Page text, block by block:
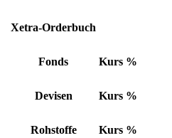
Xetra-Orderbuch
Fonds Kurs %
Devisen Kurs %
Rohstoffe Kurs %